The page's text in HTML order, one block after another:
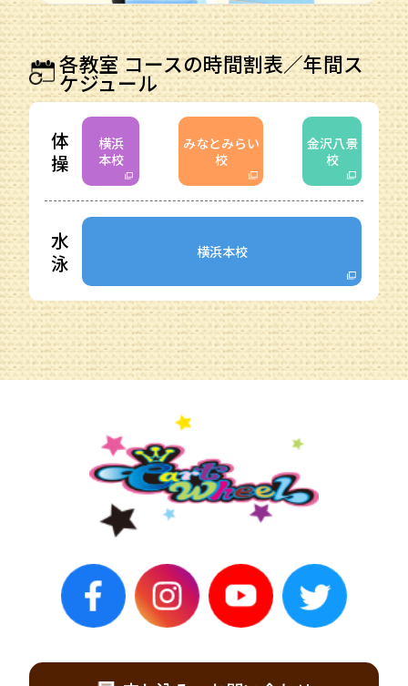
各教室 コースの時間割表／年間ス
ケジュール
体
操
横浜
本校
みなとみらい
校
金沢八景
校
水
泳
横浜本校